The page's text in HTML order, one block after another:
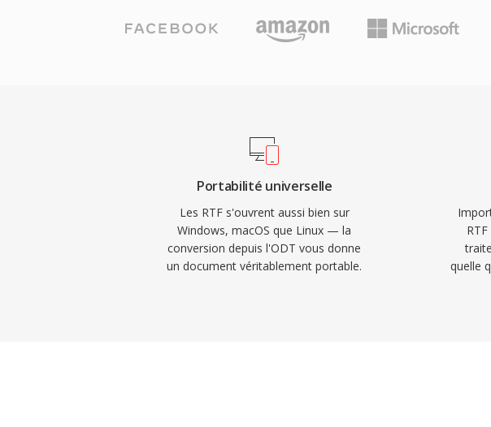
Portabilité universelle
Les RTF s'ouvrent aussi bien sur
Windows, macOS que Linux — la
conversion depuis l'ODT vous donne
un document véritablement portable.
quelle